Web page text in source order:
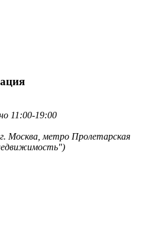
11:00-19:00
Москва, метро Пролетарская